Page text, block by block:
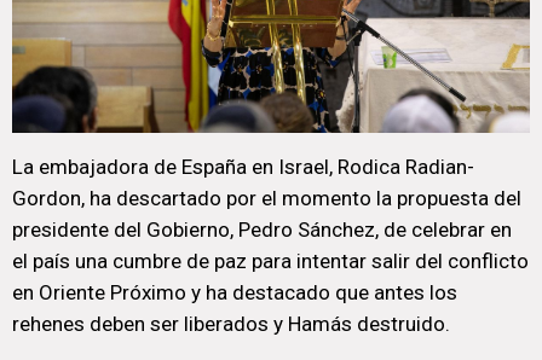
La embajadora de España en Israel, Rodica Radian-
Gordon, ha descartado por el momento la propuesta del
presidente del Gobierno, Pedro Sánchez, de celebrar en
el país una cumbre de paz para intentar salir del conflicto
en Oriente Próximo y ha destacado que antes los
rehenes deben ser liberados y Hamás destruido.